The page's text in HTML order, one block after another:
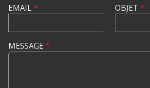
EMAIL* OBJET *
MESSAGE *